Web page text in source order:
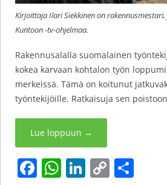
Kirjoittaja Ilari Siekkinen on
Kuntoon -tv-ohjelmaa.
Rakennusalalla suomalainen
kokea karvaan kohtalon työn
merkeissä. Tämä on koitunut
työntekijöille. Ratkaisuja sen
Lue loppuun →
F W Li C